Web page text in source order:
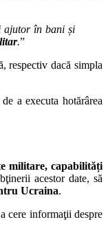
ajutor în bani și
.”
respectiv dacă simpla
a executa hotărârea
militare, capabilități
acestor date, să
Ucraina.
cere informaţii despre